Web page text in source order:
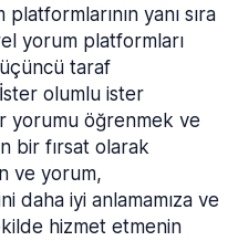
yanı sıra
yorum platformları
taraf
olumlu ister
yorumu öğrenmek ve
bir fırsat olarak
ve yorum,
daha iyi anlamamıza ve
hizmet etmenin